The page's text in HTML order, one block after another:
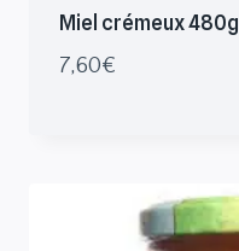
Miel crémeux 480g
7,60€